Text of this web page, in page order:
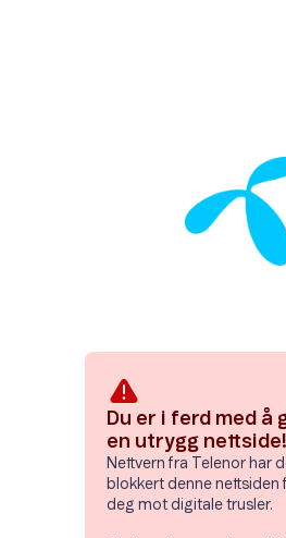
Du er i ferd med å
en utrygg nettside!
Nettvern fra Telenor har
blokkert denne nettsiden
deg mot digitale trusler.